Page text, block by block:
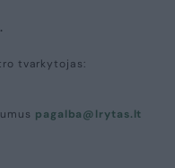
tvarkytojas:
pagalba@lrytas.lt